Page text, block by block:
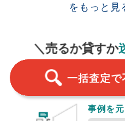
をもっと見
＼売るか貸すか
一括査定で
事例を元